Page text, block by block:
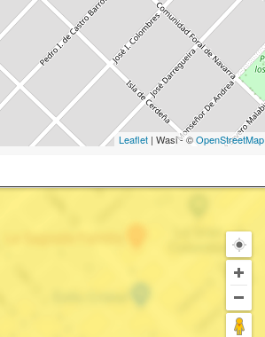
Leaflet | Wasi - ©OpenStreetMap